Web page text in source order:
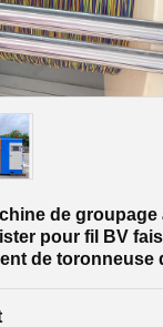
de groupage
pour fil BV
de toronneuse